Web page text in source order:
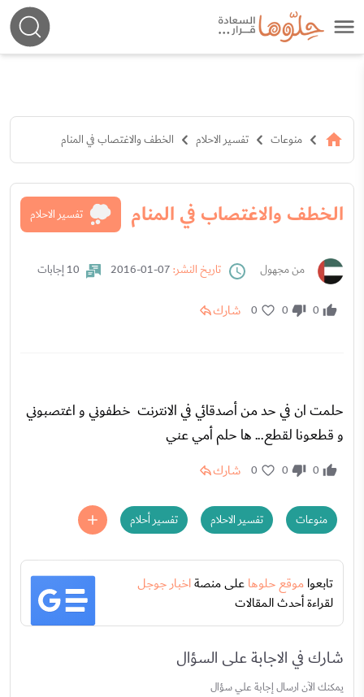
منوعات تفسير الاحلام الخطف والاغتصاب في المنام
الخطف والاغتصاب في المنام تفسير الاحلام
من مجهول تاريخ النشر: 10 إجابات
0
0
0 شارك
حلمت ان في حد من أصدقائي في الانترنت خطفوني و اغتصبوني
و قطعونا لقطع... ها حلم أمي عني
0
0
0 شارك
منوعات تفسير الاحلام تفسير أحلام
تابعواموقع حلوهاعلى منصةاخبار جوجل
لقراءة أحدث المقالات
شارك في الاجابة على السؤال
يمكنك الآن ارسال إجابة علي سؤال